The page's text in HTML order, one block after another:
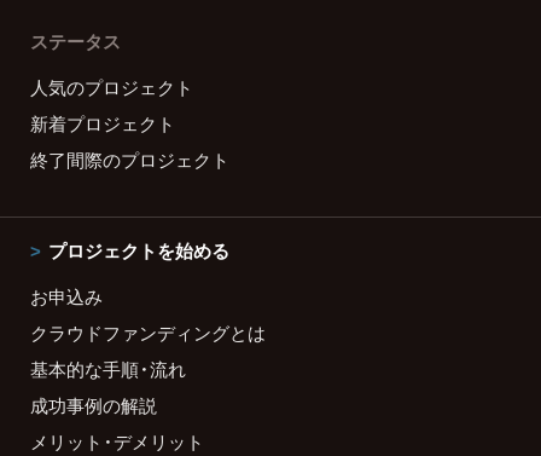
ステータス
人気のプロジェクト
新着プロジェクト
終了間際のプロジェクト
プロジェクトを始める
お申込み
クラウドファンディングとは
基本的な手順・流れ
成功事例の解説
メリット・デメリット